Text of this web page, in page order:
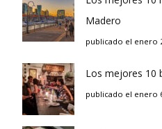
Madero
publicado el enero
Los mejores 10
publicado el enero